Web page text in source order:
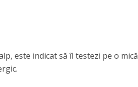
este indicat să îl testezi pe o mică